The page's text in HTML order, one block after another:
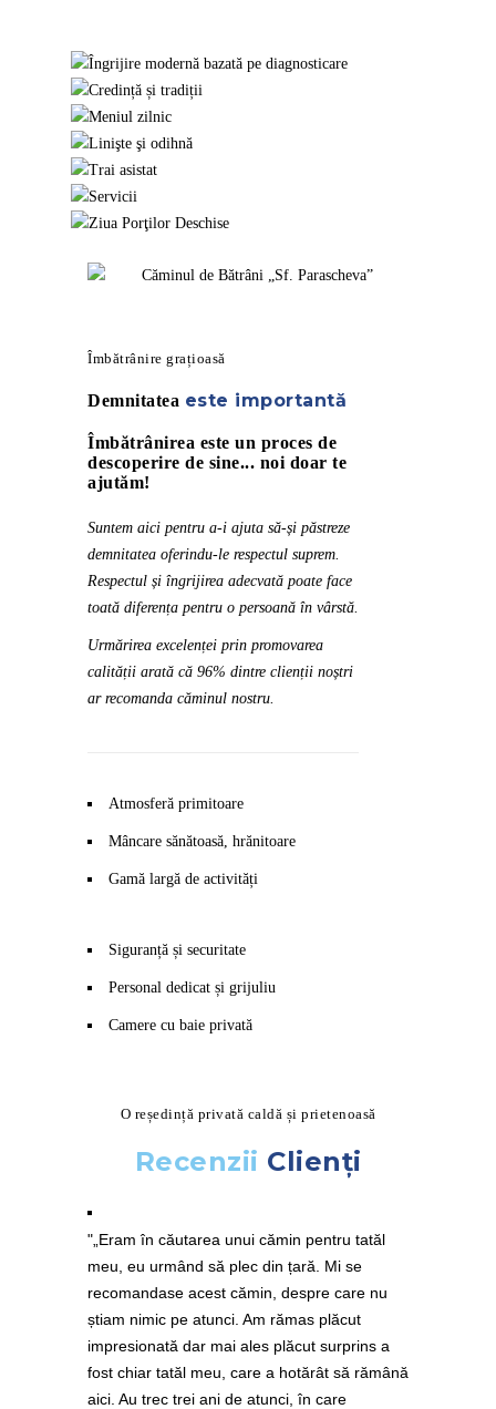
Îmbătrânire grațioasă
Demnitatea este importantă
Îmbătrânirea este un proces de
descoperire de sine... noi doar te
ajutăm!
Suntem aici pentru a-i ajuta să-și păstreze
demnitatea oferindu-le respectul suprem.
Respectul și îngrijirea adecvată poate face
toată diferența pentru o persoană în vârstă.
Urmărirea excelenței prin promovarea
calității arată că 96% dintre clienții noștri
ar recomanda căminul nostru.
Atmosferă primitoare
Mâncare sănătoasă, hrănitoare
Gamă largă de activități
Siguranță și securitate
Personal dedicat și grijuliu
Camere cu baie privată
O reședință privată caldă și prietenoasă
Recenzii Clienți
„Eram în căutarea unui cămin pentru tatăl
meu, eu urmând să plec din țară. Mi se
recomandase acest cămin, despre care nu
știam nimic pe atunci. Am rămas plăcut
impresionată dar mai ales plăcut surprins a
fost chiar tatăl meu, care a hotărât să rămână
aici. Au trec trei ani de atunci, în care